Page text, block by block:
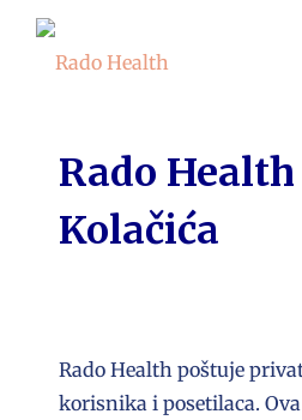
Rado
Kolačića
Rado Health poštuje
korisnika i posetilaca.